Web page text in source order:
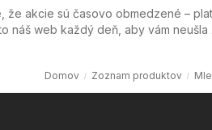
že akcie sú časovo obmedzené –
náš web každý deň, aby vám
Domov Zoznam produktov